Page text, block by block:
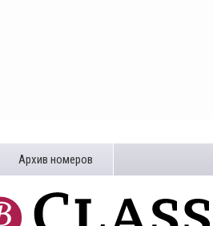
Архив номеров